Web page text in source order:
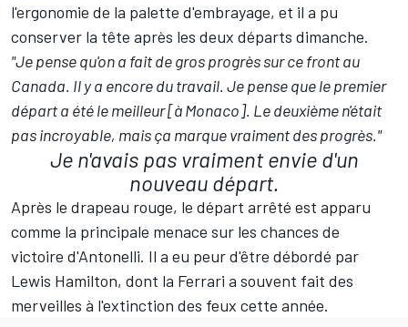
l'ergonomie de la palette d'embrayage, et il a pu
conserver la tête après les deux départs dimanche.
"Je pense qu'on a fait de gros progrès sur ce front au
Canada. Il y a encore du travail. Je pense que le premier
départ a été le meilleur [à Monaco]. Le deuxième n'était
pas incroyable, mais ça marque vraiment des progrès."
Je n'avais pas vraiment envie d'un
nouveau départ.
Après le drapeau rouge, le départ arrêté est apparu
comme la principale menace sur les chances de
victoire d'Antonelli. Il a eu peur d'être débordé par
Lewis Hamilton, dont la Ferrari a souvent fait des
merveilles à l'extinction des feux cette année.